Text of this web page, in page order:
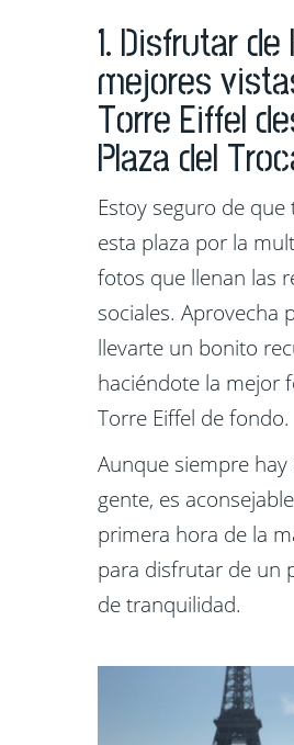
1. Disfrutar de
mejores
Torre Eiffel
Plaza del
Estoy seguro de que
esta plaza por la
fotos que llenan las
sociales. Aprovecha
llevarte un bonito
haciéndote la mejor
Torre Eiffel de fondo.
Aunque siempre
gente, es
primera hora de la
para disfrutar de un
de tranquilidad.